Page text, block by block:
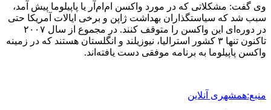
وی گفت: مشکلاتی که در مورد واکسن ام‌ام‌آر یا پاپیلوما پیش آمد،
سبب شد که سیاستگذاران بهداشت ژاپن و برخی ایالات آمریکا حتی
در دوره‌ای این واکسن را متوقف کنند. در مجموع از سال ۲۰۰۷
تاکنون تنها ۳ کشور استرالیا، نیوزیلند و انگلستان هستند که در زمینه
واکسن پاپیلوما به برنامه موفقی دست یافته‌اند.
منبع:همشهری آنلاین